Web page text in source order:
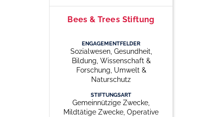
Bees & Trees Stiftung
ENGAGEMENTFELDER
Sozialwesen, Gesundheit,
Bildung, Wissenschaft &
Forschung, Umwelt &
Naturschutz
STIFTUNGSART
Gemeinnützige Zwecke,
Mildtätige Zwecke, Operative